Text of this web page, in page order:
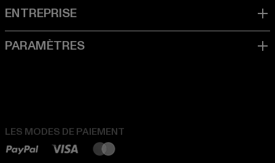
LES MODES DE PAIEMENT